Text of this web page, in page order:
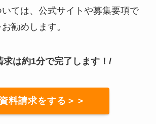
ては、公式サイトや募集要項で
勧めします。
求は約1分で完了します！/
資料請求をする＞＞